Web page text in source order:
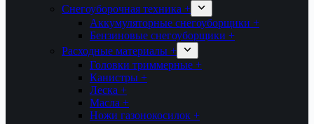
Снегоуборочная техника +
Аккумуляторные снегоуборщики +
Бензиновые снегоуборщики +
Расходные материалы +
Головки триммерные +
Канистры +
Леска +
Масла +
Ножи газонокосилок +